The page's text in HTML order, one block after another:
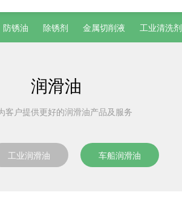
防锈油 除锈剂 金属切削液 工业清洗剂
润滑油
客户提供更好的润滑油产品及服务
工业润滑油 车船润滑油